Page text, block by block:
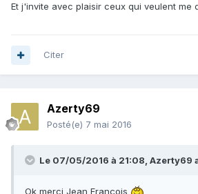
Et j'invite avec plaisir ceux qui veulent me
Citer
Azerty69
Posté(e) 7 mai 2016
Le 07/05/2016 à 21:08, Azerty69
Ok merci Jean François